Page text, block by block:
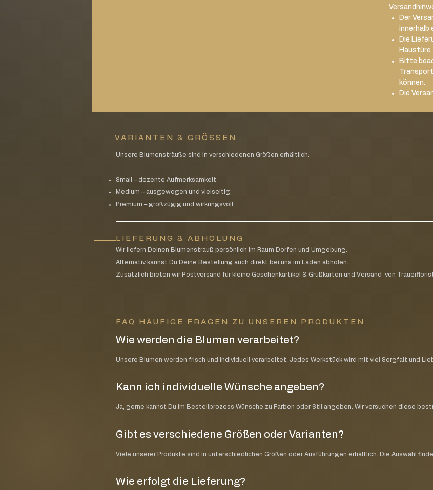
Der
innerhalb
Die
Bitte
können.
Die
VARIANTEN & GRÖSSEN
Unsere Blumensträuße sind in verschiedenen Größen erhältlich:
Small – dezente Aufmerksamkeit
Medium – ausgewogen und vielseitig
Premium – großzügig und wirkungsvoll
LIEFERUNG & ABHOLUNG
Wir liefern Deinen Blumenstrauß persönlich im Raum Dorfen und Umgebung.
Alternativ kannst Du Deine Bestellung auch direkt bei uns im Laden abholen.
Zusätzlich bieten wir Postversand für kleine Geschenkartikel & Grußkarten und Versand von
FAQ HÄUFIGE FRAGEN ZU UNSEREN PRODUKTEN
Wie werden die Blumen verarbeitet?
Unsere Blumen werden frisch und individuell verarbeitet. Jedes Werkstück wird mit viel Sorgfalt und
Kann ich individuelle Wünsche angeben?
Ja, gerne kannst Du im Bestellprozess Wünsche zu Farben oder Stil angeben. Wir versuchen diese
Gibt es verschiedene Größen oder Varianten?
Viele unserer Produkte sind in unterschiedlichen Größen oder Ausführungen erhältlich. Die Auswahl
Wie erfolgt die Lieferung?